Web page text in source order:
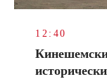
12:40